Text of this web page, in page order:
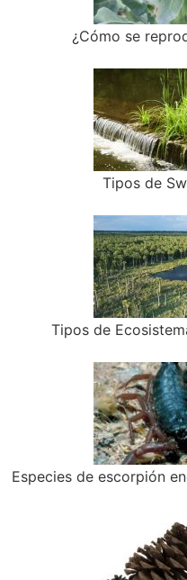
¿Cómo se
Tipos de
Tipos de
Especies de escorpión